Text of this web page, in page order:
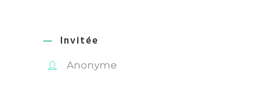
Invitée
Anonyme